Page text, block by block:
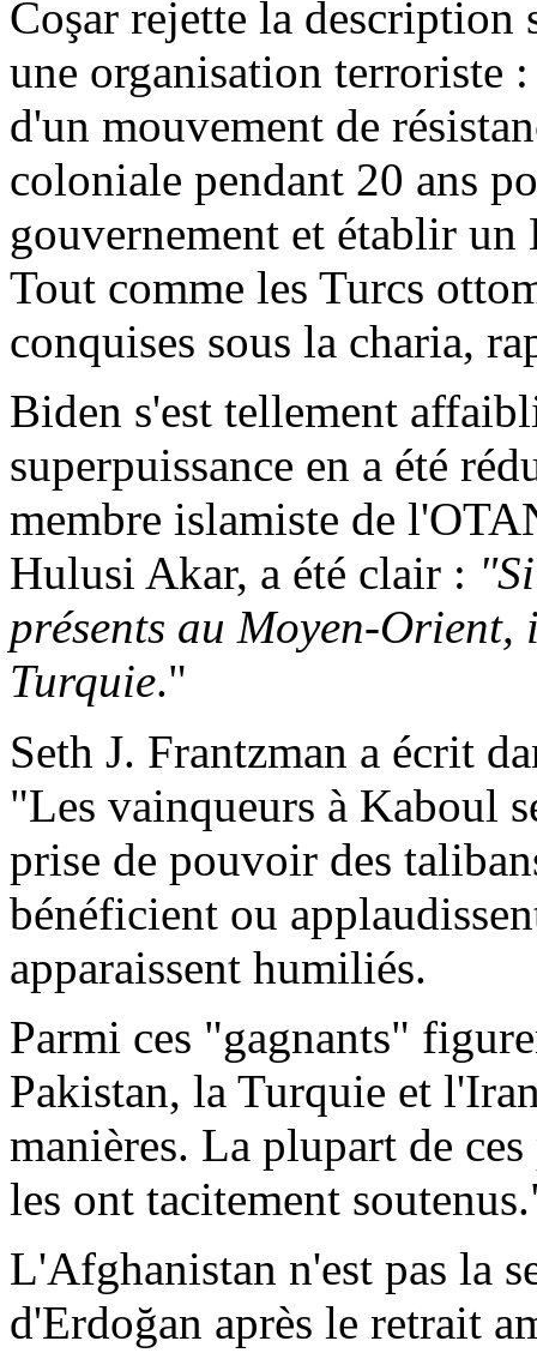
Coşar rejette la description
une organisation terroriste
d'un mouvement de
coloniale pendant 20 ans
gouvernement et établir
Tout comme les Turcs
conquises sous la charia,
Biden s'est tellement
superpuissance en a été
membre islamiste de
Hulusi Akar, a été clair :
présents au Moyen-
Turquie."
Seth J. Frantzman a écrit
"Les vainqueurs à Kaboul
prise de pouvoir des
bénéficient ou
apparaissent humiliés.
Parmi ces "gagnants"
Pakistan, la Turquie et
manières. La plupart de
les ont tacitement
L'Afghanistan n'est pas la
d'Erdoğan après le retrait